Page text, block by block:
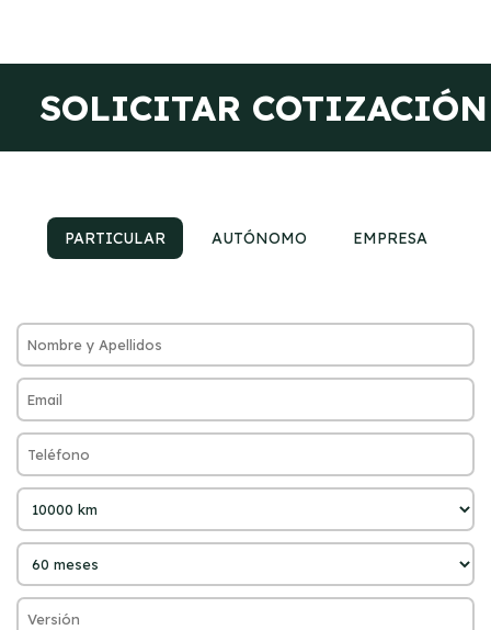
SOLICITAR COTIZACIÓN
PARTICULAR AUTÓNOMO EMPRESA